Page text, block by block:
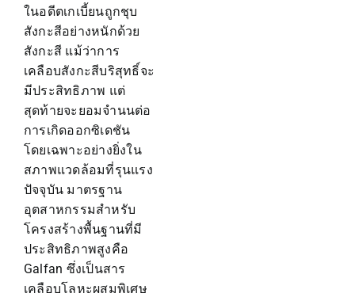
ในอดีตเกเบี้ยนถูกชุบ
สังกะสีอย่างหนักด้วย
สังกะสี แม้ว่าการ
เคลือบสังกะสีบริสุทธิ์จะ
มีประสิทธิภาพ แต่
สุดท้ายจะยอมจำนนต่อ
การเกิดออกซิเดชัน
โดยเฉพาะอย่างยิ่งใน
สภาพแวดล้อมที่รุนแรง
ปัจจุบัน มาตรฐาน
อุตสาหกรรมสำหรับ
โครงสร้างพื้นฐานที่มี
ประสิทธิภาพสูงคือ
Galfan ซึ่งเป็นสาร
เคลือบโลหะผสมพิเศษ